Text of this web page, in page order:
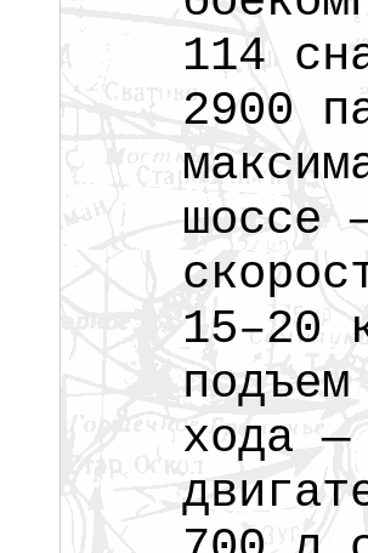
114
2900
шоссе
15–20
хода